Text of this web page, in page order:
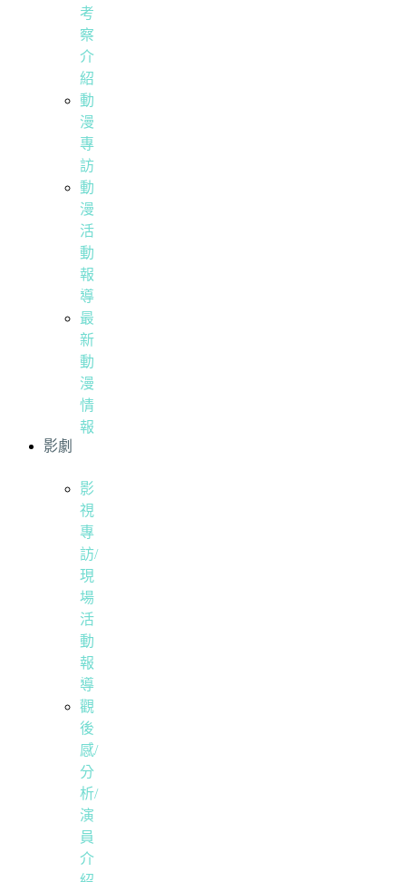
考
察
介
紹
動
漫
專
訪
動
漫
活
動
報
導
最
新
動
漫
情
報
影劇
影
視
專
訪/
現
場
活
動
報
導
觀
後
感/
分
析/
演
員
介